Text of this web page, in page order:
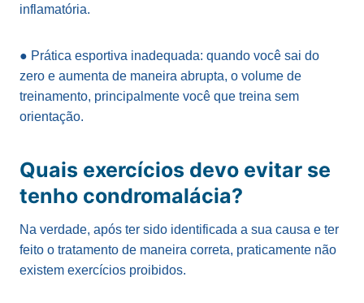
inflamatória.
● Prática esportiva inadequada: quando você sai do
zero e aumenta de maneira abrupta, o volume de
treinamento, principalmente você que treina sem
orientação.
Quais exercícios devo evitar se
tenho condromalácia?
Na verdade, após ter sido identificada a sua causa e ter
feito o tratamento de maneira correta, praticamente não
existem exercícios proibidos.